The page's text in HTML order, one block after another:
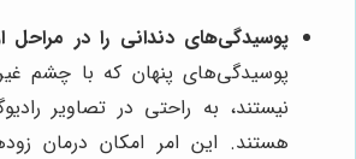
پوسیدگی‌های دندانی را در
پوسیدگی‌های پنهان که با چشم
نیستند، به راحتی در تصاویر
هستند. این امر امکان درمان